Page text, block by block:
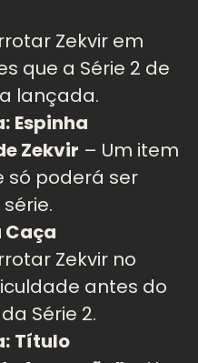
Zekvir em
que a Série 2 de
lançada.
Espinha
Zekvir – Um item
só poderá ser
Caça
Zekvir no
antes do
Série 2.
Título